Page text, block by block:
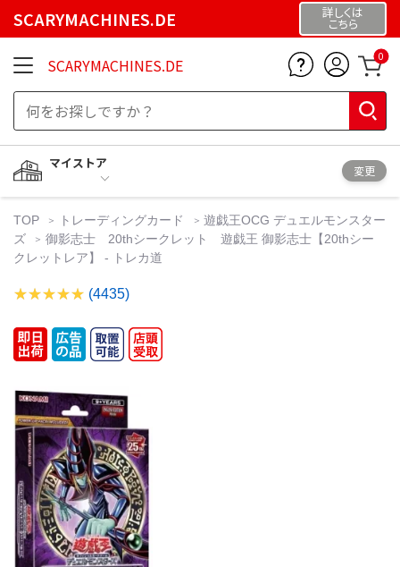
SCARYMACHINES.DE 詳しくは
こちら
SCARYMACHINES.DE 0
マイストア
変更
TOP トレーディングカード
遊戯王OCG デュエルモンスター
ズ
御影志士 20thシークレット 遊戯王 御影志士【20thシー
クレットレア】 - トレカ道
(4435)